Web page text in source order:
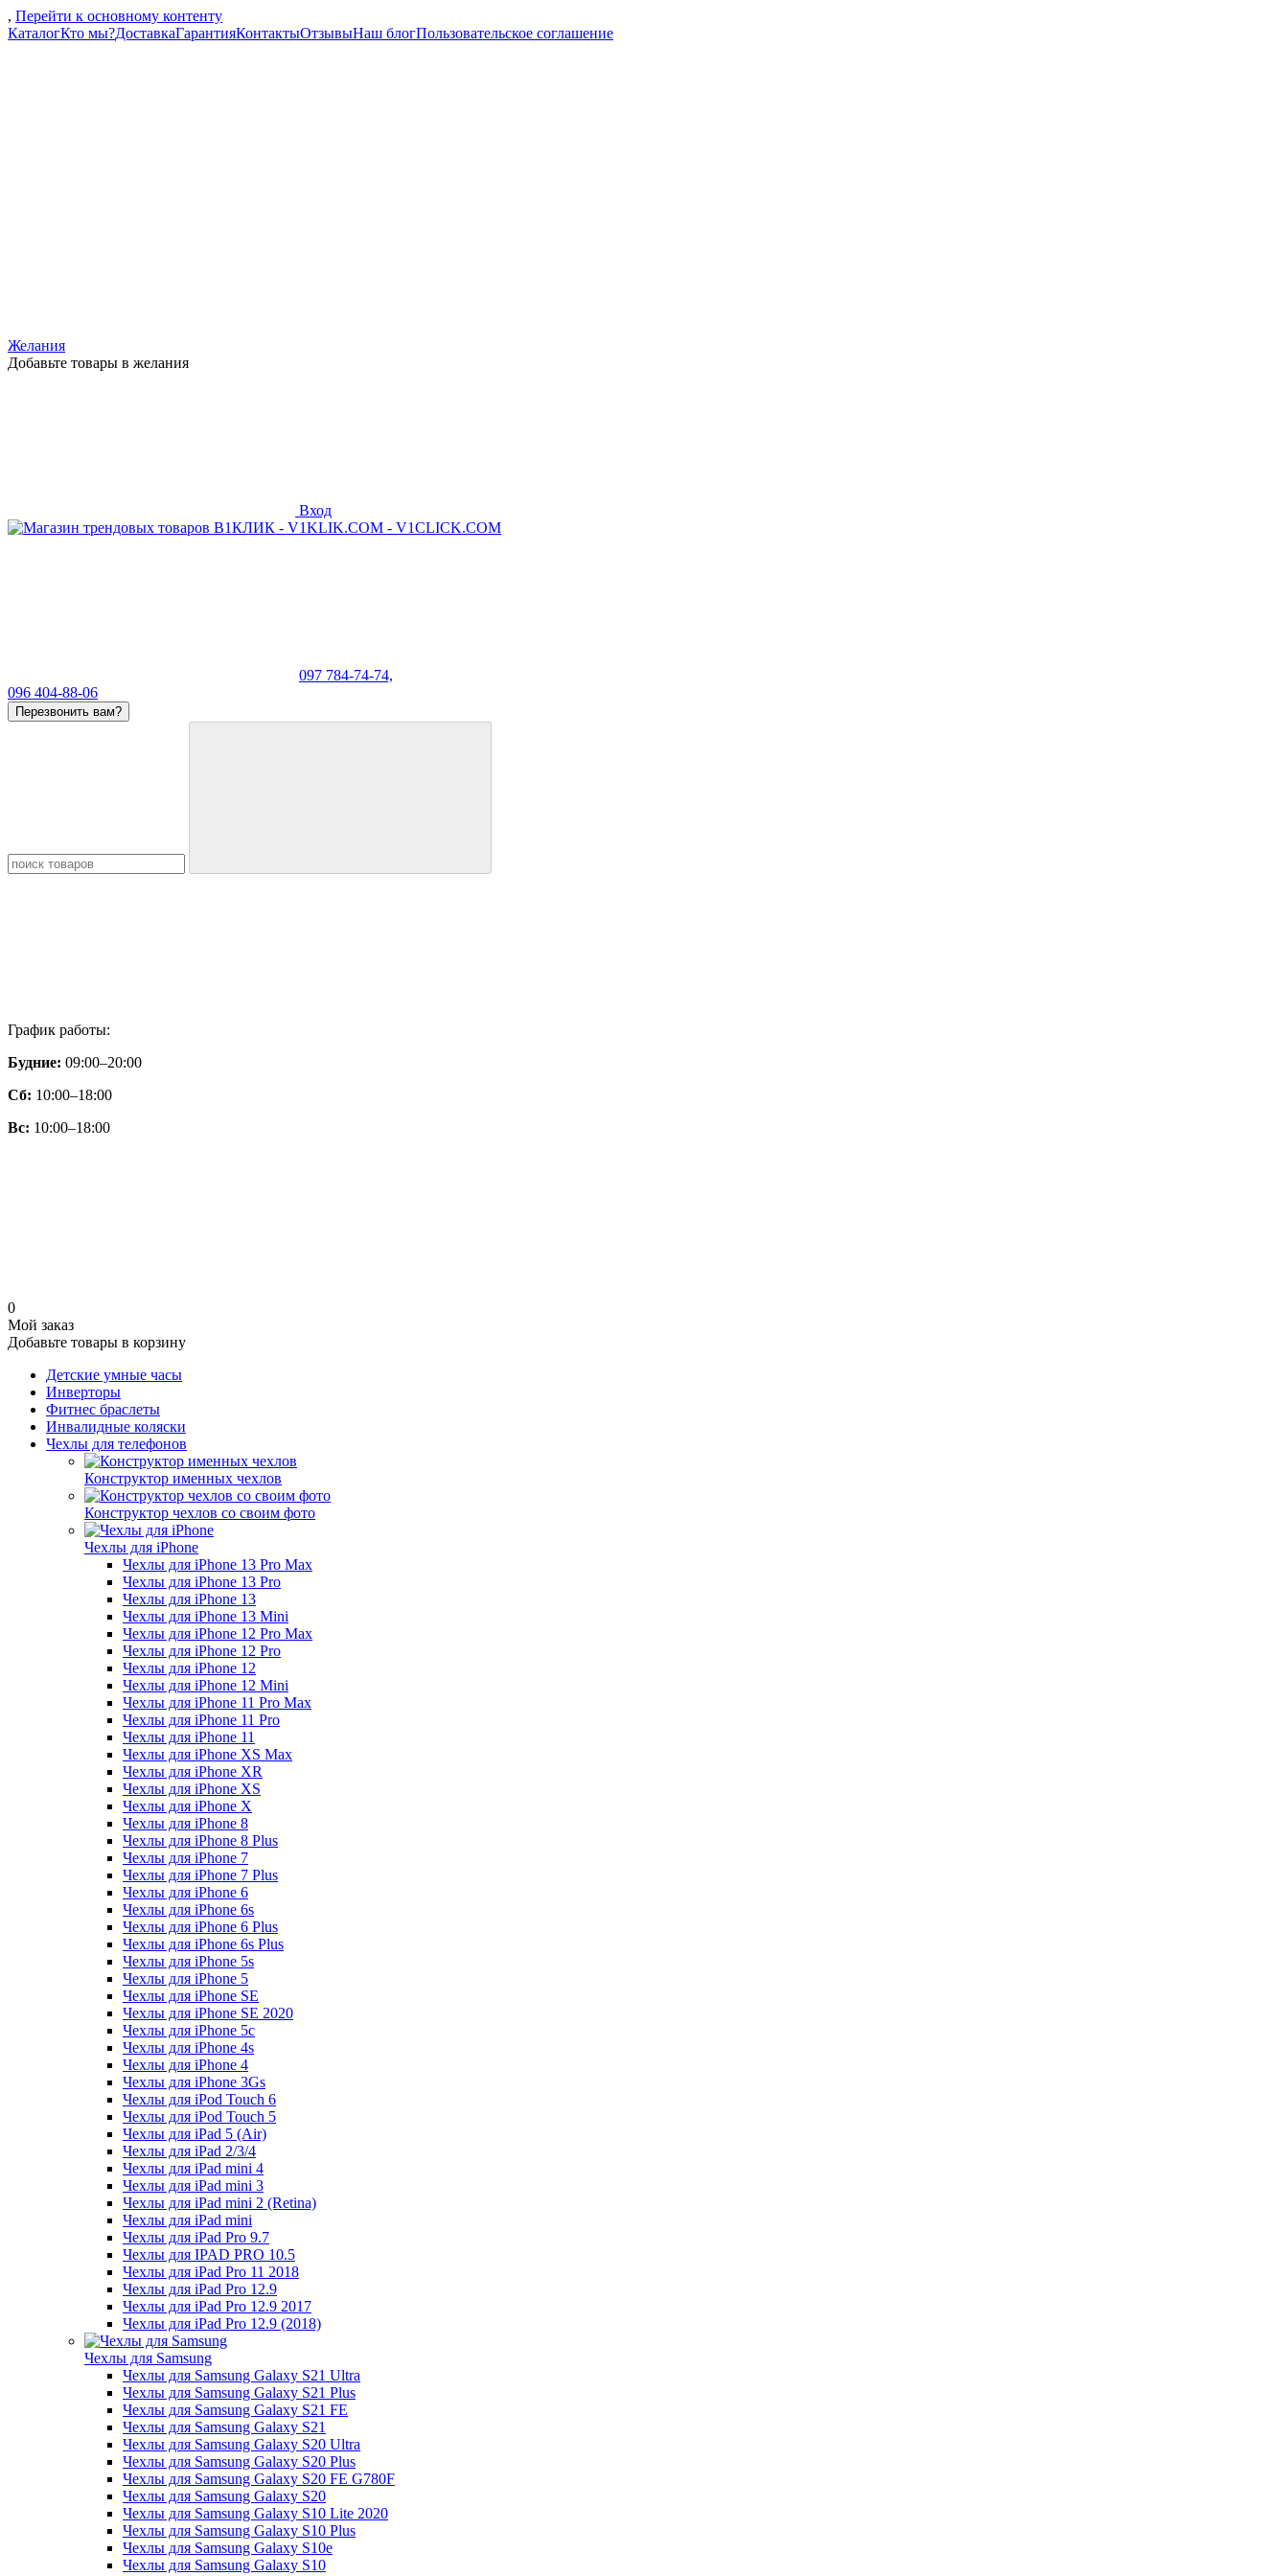
, Перейти к основному контенту
КаталогКто мы?ДоставкаГарантияКонтактыОтзывыНаш блогПользовательское соглашение
Желания
Добавьте товары в желания
Вход
097 784-74-74,
096 404-88-06
Перезвонить вам?
График работы:
Будние: 09:00–20:00
Сб: 10:00–18:00
Вс: 10:00–18:00
0
Мой заказ
Добавьте товары в корзину
Детские умные часы
Инверторы
Фитнес браслеты
Инвалидные коляски
Чехлы для телефонов
Конструктор именных чехлов
Конструктор чехлов со своим фото
Чехлы для iPhone
Чехлы для iPhone 13 Pro Max
Чехлы для iPhone 13 Pro
Чехлы для iPhone 13
Чехлы для iPhone 13 Mini
Чехлы для iPhone 12 Pro Max
Чехлы для iPhone 12 Pro
Чехлы для iPhone 12
Чехлы для iPhone 12 Mini
Чехлы для iPhone 11 Pro Max
Чехлы для iPhone 11 Pro
Чехлы для iPhone 11
Чехлы для iPhone XS Max
Чехлы для iPhone XR
Чехлы для iPhone XS
Чехлы для iPhone X
Чехлы для iPhone 8
Чехлы для iPhone 8 Plus
Чехлы для iPhone 7
Чехлы для iPhone 7 Plus
Чехлы для iPhone 6
Чехлы для iPhone 6s
Чехлы для iPhone 6 Plus
Чехлы для iPhone 6s Plus
Чехлы для iPhone 5s
Чехлы для iPhone 5
Чехлы для iPhone SE
Чехлы для iPhone SE 2020
Чехлы для iPhone 5c
Чехлы для iPhone 4s
Чехлы для iPhone 4
Чехлы для iPhone 3Gs
Чехлы для iPod Touch 6
Чехлы для iPod Touch 5
Чехлы для iPad 5 (Air)
Чехлы для iPad 2/3/4
Чехлы для iPad mini 4
Чехлы для iPad mini 3
Чехлы для iPad mini 2 (Retina)
Чехлы для iPad mini
Чехлы для iPad Pro 9.7
Чехлы для IPAD PRO 10.5
Чехлы для iPad Pro 11 2018
Чехлы для iPad Pro 12.9
Чехлы для iPad Pro 12.9 2017
Чехлы для iPad Pro 12.9 (2018)
Чехлы для Samsung
Чехлы для Samsung Galaxy S21 Ultra
Чехлы для Samsung Galaxy S21 Plus
Чехлы для Samsung Galaxy S21 FE
Чехлы для Samsung Galaxy S21
Чехлы для Samsung Galaxy S20 Ultra
Чехлы для Samsung Galaxy S20 Plus
Чехлы для Samsung Galaxy S20 FE G780F
Чехлы для Samsung Galaxy S20
Чехлы для Samsung Galaxy S10 Lite 2020
Чехлы для Samsung Galaxy S10 Plus
Чехлы для Samsung Galaxy S10e
Чехлы для Samsung Galaxy S10